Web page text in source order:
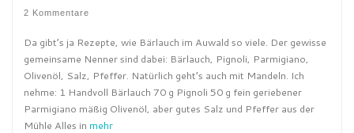
2 Kommentare
Da gibt’s ja Rezepte, wie Bärlauch im Auwald so viele. Der gewisse
gemeinsame Nenner sind dabei: Bärlauch, Pignoli, Parmigiano,
Olivenöl, Salz, Pfeffer. Natürlich geht’s auch mit Mandeln. Ich
nehme: 1 Handvoll Bärlauch 70 g Pignoli 50 g fein geriebener
Parmigiano mäßig Olivenöl, aber gutes Salz und Pfeffer aus der
Mühle Alles in mehr